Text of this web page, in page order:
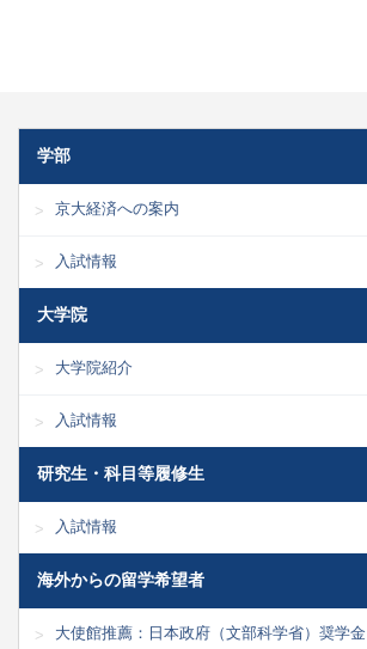
学部
京大経済への案内
入試情報
大学院
大学院紹介
入試情報
研究生・科目等履修生
入試情報
海外からの留学希望者
大使館推薦：日本政府（文部科学省）奨学金